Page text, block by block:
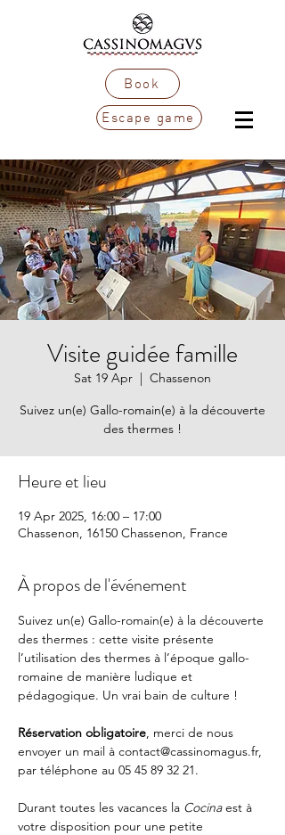
Book
Escape game
Visite guidée famille
Sat 19 Apr
  |
Chassenon
Suivez un(e) Gallo-romain(e) à la découverte
des thermes !
Heure et lieu
19 Apr 2025, 16:00 – 17:00
Chassenon, 16150 Chassenon, France
À propos de l'événement
Suivez un(e) Gallo-romain(e) à la découverte
des thermes : cette visite présente
l’utilisation des thermes à l’époque gallo-
romaine de manière ludique et
pédagogique. Un vrai bain de culture !
Réservation obligatoire, merci de nous
envoyer un mail à contact@cassinomagus.fr,
par téléphone au 05 45 89 32 21.
Durant toutes les vacances la Cocina est à
votre disposition pour une petite